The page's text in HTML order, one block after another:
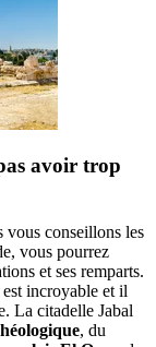
avoir trop
vous conseillons les
vous pourrez
et ses remparts.
incroyable et il
La citadelle Jabal
, du